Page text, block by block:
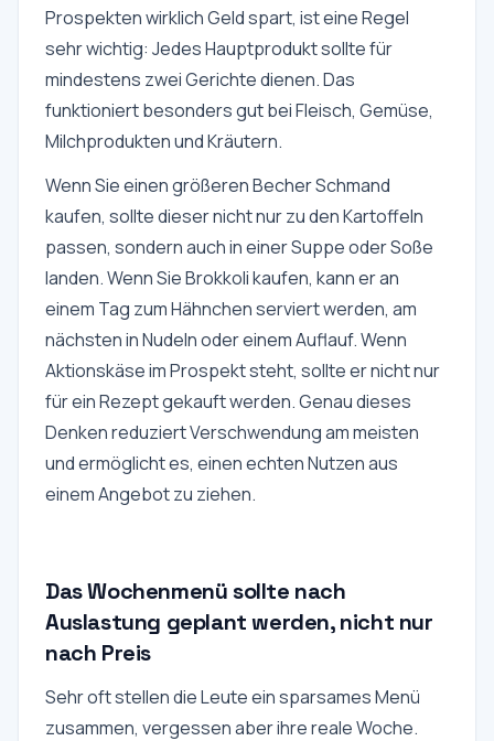
Prospekten wirklich Geld spart, ist eine Regel
sehr wichtig: Jedes Hauptprodukt sollte für
mindestens zwei Gerichte dienen. Das
funktioniert besonders gut bei Fleisch, Gemüse,
Milchprodukten und Kräutern.
Wenn Sie einen größeren Becher Schmand
kaufen, sollte dieser nicht nur zu den Kartoffeln
passen, sondern auch in einer Suppe oder Soße
landen. Wenn Sie Brokkoli kaufen, kann er an
einem Tag zum Hähnchen serviert werden, am
nächsten in Nudeln oder einem Auflauf. Wenn
Aktionskäse im Prospekt steht, sollte er nicht nur
für ein Rezept gekauft werden. Genau dieses
Denken reduziert Verschwendung am meisten
und ermöglicht es, einen echten Nutzen aus
einem Angebot zu ziehen.
Das Wochenmenü sollte nach
Auslastung geplant werden, nicht nur
nach Preis
Sehr oft stellen die Leute ein sparsames Menü
zusammen, vergessen aber ihre reale Woche.